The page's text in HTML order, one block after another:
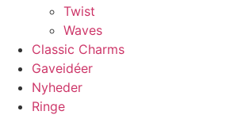
Twist
Waves
Classic Charms
Gaveidéer
Nyheder
Ringe